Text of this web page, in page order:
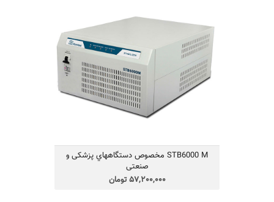
STB6000 M مخصوص دستگاههاي پزشكی و
صنعتی
57,200,000 تومان
57,200,000 تومان
دستگاه استابیلایزر مدلSTB6000M
فاراتل به
گونه‌ای طراحی شده است که حتی در تغییرات
سریع برق شهر، ولتاژ خروجی را روی 220 ولت
تنظیم و تثبیت می‌کند. خواص زیر از ویژگی‌های
منحصر به فرد استابلایزرSTB6000M فاراتل